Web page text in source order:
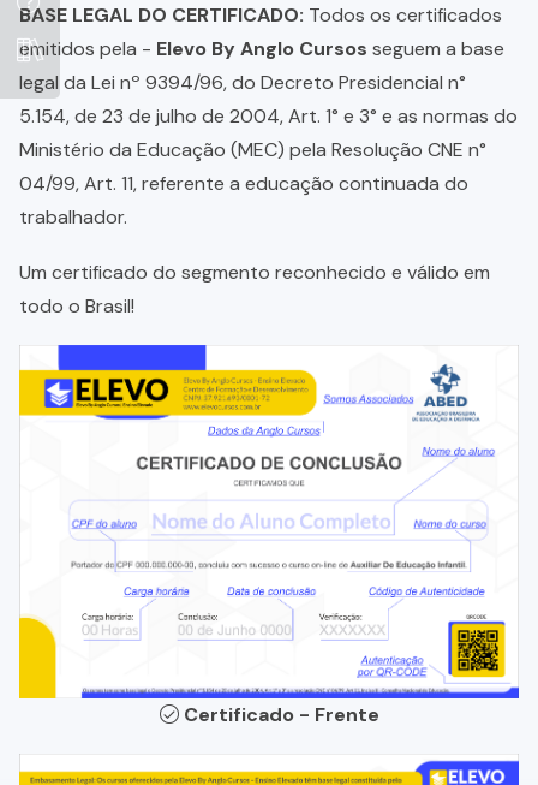
BASE LEGAL DO CERTIFICADO: Todos os certificados
emitidos pela - Elevo By Anglo Cursos seguem a base
legal da Lei nº 9394/96, do Decreto Presidencial n°
5.154, de 23 de julho de 2004, Art. 1° e 3° e as normas do
Ministério da Educação (MEC) pela Resolução CNE n°
04/99, Art. 11, referente a educação continuada do
trabalhador.
Um certificado do segmento reconhecido e válido em
todo o Brasil!
Certificado - Frente